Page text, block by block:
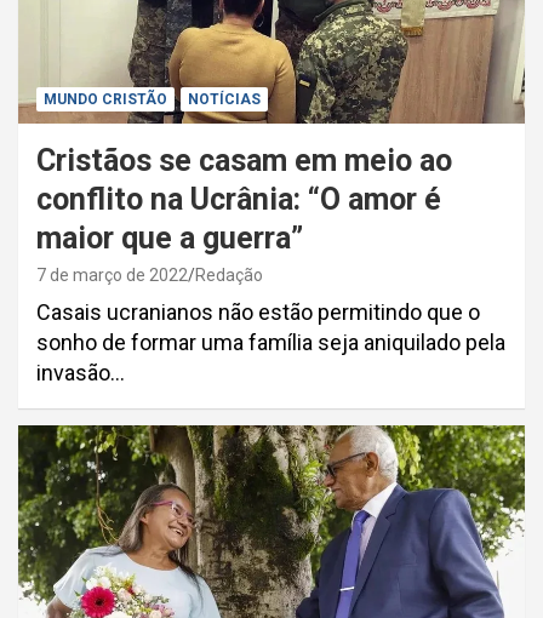
MUNDO CRISTÃO NOTÍCIAS
Cristãos se casam em meio ao
conflito na Ucrânia: “O amor é
maior que a guerra”
7 de março de 2022 Redação
Casais ucranianos não estão permitindo que o
sonho de formar uma família seja aniquilado pela
invasão…